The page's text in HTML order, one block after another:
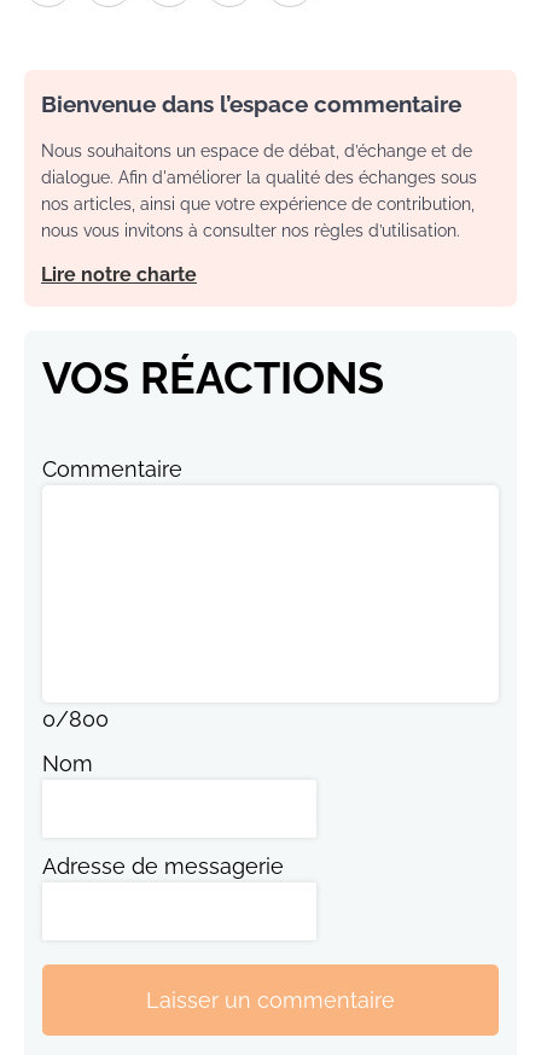
Bienvenue dans l’espace commentaire
Nous souhaitons un espace de débat, d’échange et de
dialogue. Afin d'améliorer la qualité des échanges sous
nos articles, ainsi que votre expérience de contribution,
nous vous invitons à consulter nos règles d’utilisation.
Lire notre charte
VOS RÉACTIONS
Commentaire
0/800
Nom
Adresse de messagerie
Laisser un commentaire